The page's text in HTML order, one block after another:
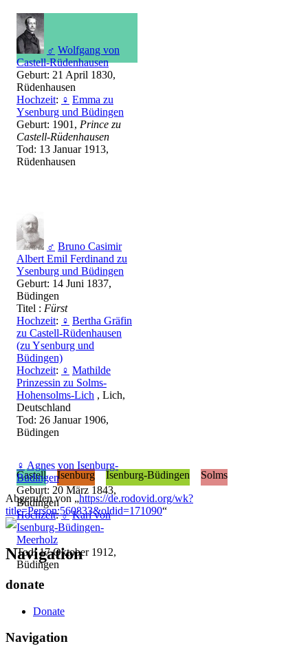
♂ Wolfgang von
Castell-Rüdenhausen
Geburt: 21 April 1830,
Rüdenhausen
Hochzeit: ♀ Emma zu
Ysenburg und Büdingen
Geburt: 1901, Prince zu
Castell-Rüdenhausen
Tod: 13 Januar 1913,
Rüdenhausen
♂ Bruno Casimir
Albert Emil Ferdinand zu
Ysenburg und Büdingen
Geburt: 14 Juni 1837,
Büdingen
Titel : Fürst
Hochzeit: ♀ Bertha Gräfin
zu Castell-Rüdenhausen
(zu Ysenburg und
Büdingen)
Hochzeit: ♀ Mathilde
Prinzessin zu Solms-
Hohensolms-Lich , Lich,
Deutschland
Tod: 26 Januar 1906,
Büdingen
♀ Agnes von Isenburg-
Büdingen
Geburt: 20 März 1843,
Büdingen
Hochzeit:♂ Karl von
Isenburg-Büdingen-
Meerholz
Tod: 17 Oktober 1912,
Büdingen
Castell Isenburg Isenburg-Büdingen
Solms
Abgerufen von „https://de.rodovid.org/wk?
title=Person:560833&oldid=171090“
Navigation
donate
Donate
Navigation